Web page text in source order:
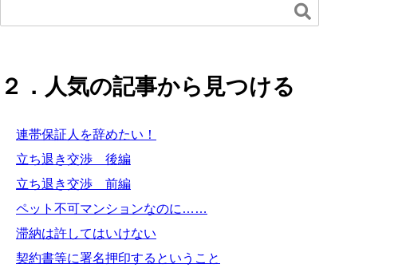

２．人気の記事から見つける
連帯保証人を辞めたい！
立ち退き交渉 後編
立ち退き交渉 前編
ペット不可マンションなのに……
滞納は許してはいけない
契約書等に署名押印するということ